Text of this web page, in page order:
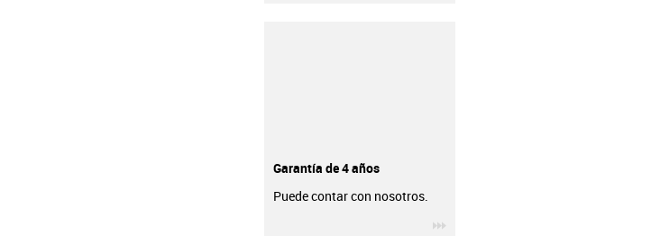
Garantía de 4 años
Puede contar con nosotros.